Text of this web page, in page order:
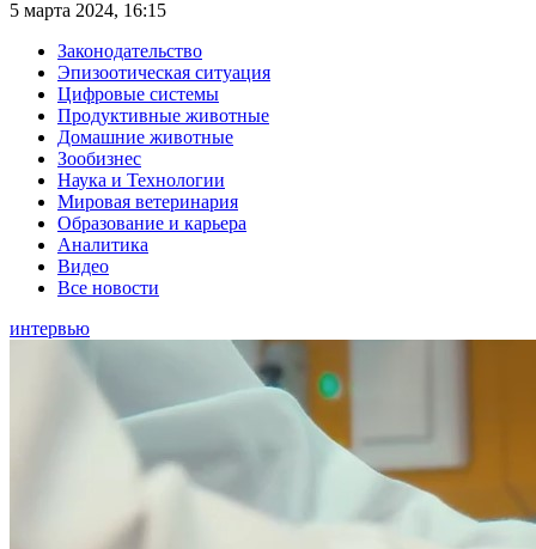
5 марта 2024, 16:15
Законодательство
Эпизоотическая ситуация
Цифровые системы
Продуктивные животные
Домашние животные
Зообизнес
Наука и Технологии
Мировая ветеринария
Образование и карьера
Аналитика
Видео
Все новости
интервью